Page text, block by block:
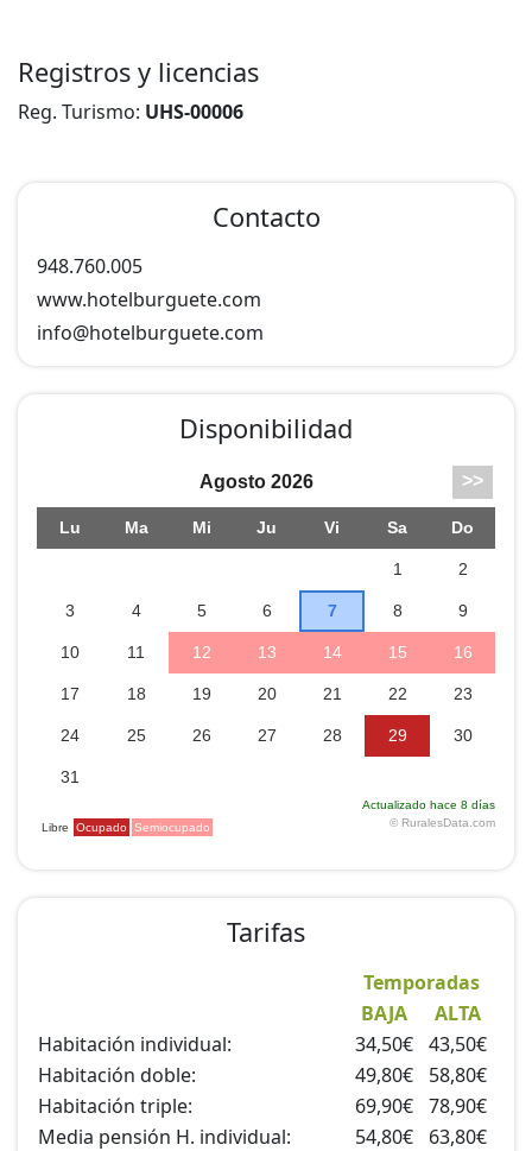
Registros y licencias
Reg. Turismo: UHS-00006
Contacto
948.760.005
www.hotelburguete.com
info@hotelburguete.com
Disponibilidad
Tarifas
Temporadas
BAJA
ALTA
Habitación individual:
34,50€
43,50€
Habitación doble:
49,80€
58,80€
Habitación triple:
69,90€
78,90€
Media pensión H. individual:
54,80€
63,80€